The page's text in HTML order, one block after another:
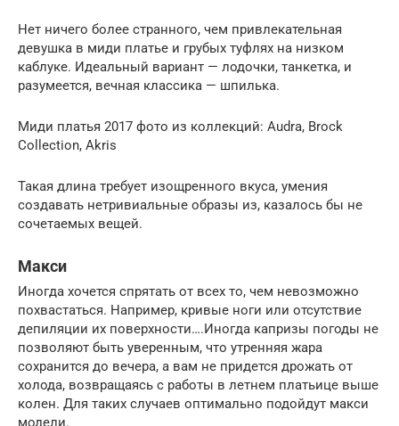
Нет ничего более странного, чем привлекательная
девушка в миди платье и грубых туфлях на низком
каблуке. Идеальный вариант — лодочки, танкетка, и
разумеется, вечная классика — шпилька.
Миди платья 2017 фото из коллекций: Audra, Brock
Collection, Akris
Такая длина требует изощренного вкуса, умения
создавать нетривиальные образы из, казалось бы не
сочетаемых вещей.
Макси
Иногда хочется спрятать от всех то, чем невозможно
похвастаться. Например, кривые ноги или отсутствие
депиляции их поверхности….Иногда капризы погоды не
позволяют быть уверенным, что утренняя жара
сохранится до вечера, а вам не придется дрожать от
холода, возвращаясь с работы в летнем платьице выше
колен. Для таких случаев оптимально подойдут макси
модели.